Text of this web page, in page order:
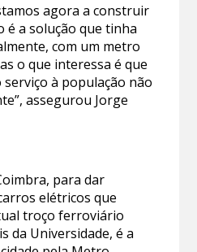
agora a construir
é a solução que tinha
com um metro
o que interessa é que
à população não
assegurou Jorge
para dar
elétricos que
troço ferroviário
da Universidade, é a